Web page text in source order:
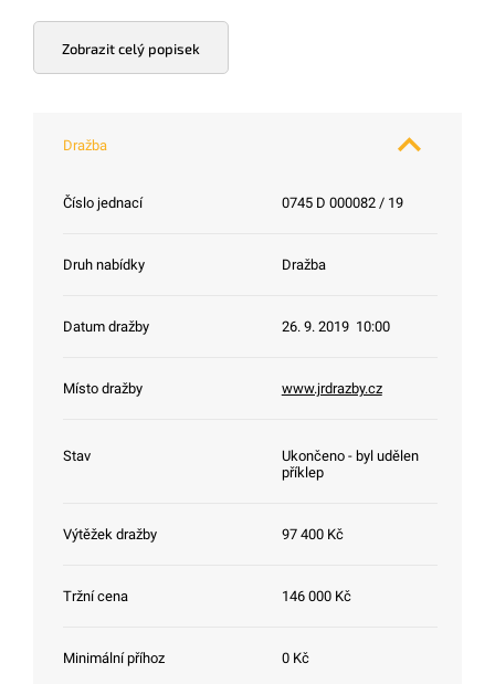
Zobrazit celý popisek
Dražba
Číslo jednací 0745 D 000082 / 19
Druh nabídky Dražba
Datum dražby 26. 9. 2019 10:00
Místo dražby www.jrdrazby.cz
Stav
Ukončeno - byl udělen
příklep
Výtěžek dražby 97 400 Kč
Tržní cena 146 000 Kč
Minimální příhoz 0 Kč